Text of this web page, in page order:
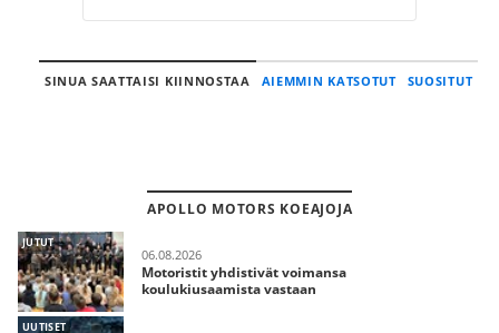
SINUA SAATTAISI KIINNOSTAA AIEMMIN KATSOTUT SUOSITUT
APOLLO MOTORS KOEAJOJA
JUTUT
06.08.2026
Motoristit yhdistivät voimansa
koulukiusaamista vastaan
UUTISET